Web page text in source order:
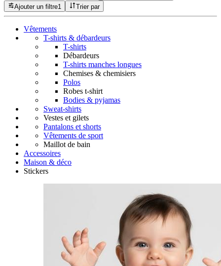
Ajouter un filtre1 Trier par
Vêtements
T-shirts & débardeurs
T-shirts
Débardeurs
T-shirts manches longues
Chemises & chemisiers
Polos
Robes t-shirt
Bodies & pyjamas
Sweat-shirts
Vestes et gilets
Pantalons et shorts
Vêtements de sport
Maillot de bain
Accessoires
Maison & déco
Stickers